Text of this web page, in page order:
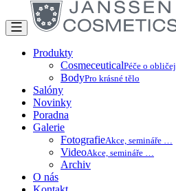
Produkty
CosmeceuticalPéče o obličej
BodyPro krásné tělo
Salóny
Novinky
Poradna
Galerie
FotografieAkce, semináře …
VideoAkce, semináře …
Archiv
O nás